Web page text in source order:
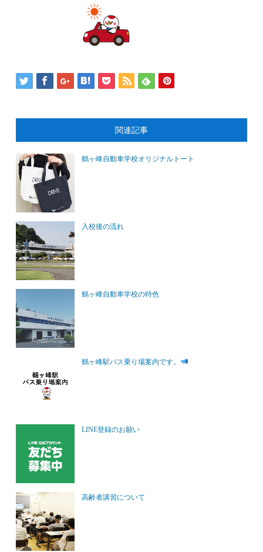
関連記事
鶴ヶ峰自動車学校オリジナルトート
入校後の流れ
鶴ヶ峰自動車学校の特色
鶴ヶ峰駅バス乗り場案内です。
LINE登録のお願い
高齢者講習について